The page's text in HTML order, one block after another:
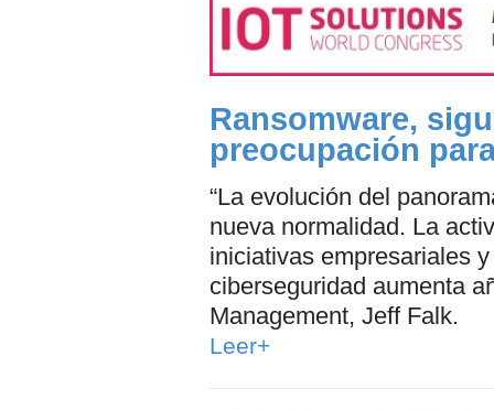
Ransomware,
preocupación
“La evolución del
nueva normalidad. La
iniciativas empresariales
ciberseguridad aumenta
Management, Jeff Falk.
Leer+